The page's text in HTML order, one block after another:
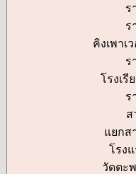
ร
ร
คิงเพาเ
ร
โรงเ
ร
ส
แยกส
โรง
วัดตะ